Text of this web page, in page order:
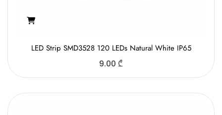
LED Strip SMD3528 120 LEDs Natural White IP65
9.00 ₾